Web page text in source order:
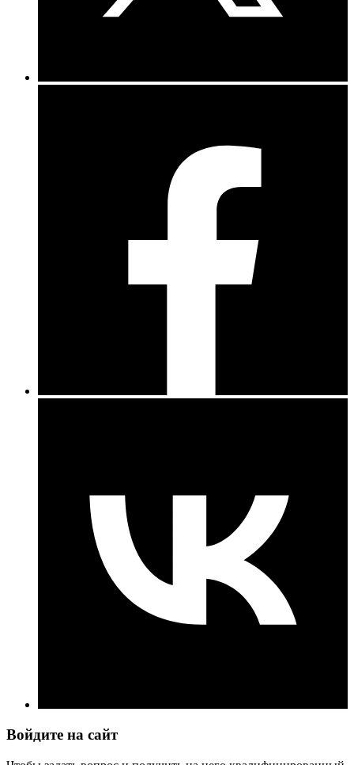
Войдите на сайт